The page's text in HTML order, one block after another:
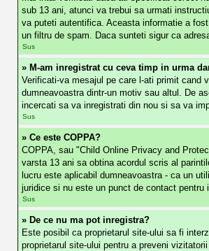
sub 13 ani, atunci va trebui sa urmati
va puteti autentifica. Aceasta informatie a
un filtru de spam. Daca sunteti sigur ca
Sus
» M-am inregistrat cu ceva timp in urma
Verificati-va mesajul pe care l-ati primit cand
dumneavoastra dintr-un motiv sau altul. De
incercati sa va inregistrati din nou si sa va
Sus
» Ce este COPPA?
COPPA, sau "Child Online Privacy and
varsta 13 ani sa obtina acordul scris al
lucru este aplicabil dumneavoastra - ca un
juridice si nu este un punct de contact
Sus
» De ce nu ma pot inregistra?
Este posibil ca proprietarul site-ului sa fi
proprietarul site-ului pentru a preveni